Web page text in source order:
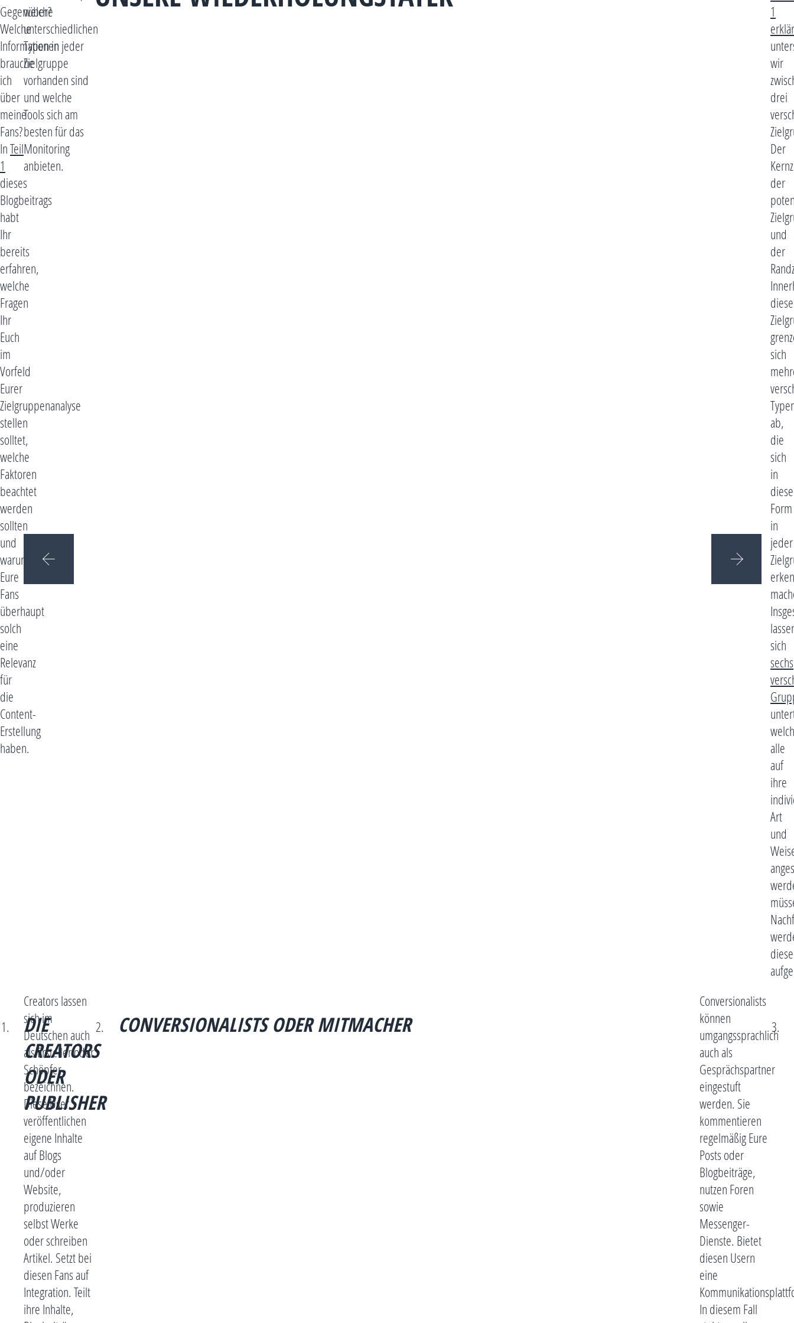
Gegenüber?
Welche
Informationen
brauche
ich
über
meine
Fans?
InTeil
1
dieses
Blogbeitrags
habt
Ihr
bereits
erfahren,
welche
Fragen
Ihr
Euch
im
Vorfeld
Eurer
Zielgruppenanalyse
stellen
solltet,
welche
Faktoren
beachtet
werden
sollten
und
warum
Eure
Fans
überhaupt
solch
eine
Relevanz
für
die
Content-
Erstellung
haben.
welche
unterschiedlichen
Typen in jeder
Zielgruppe
vorhanden sind
und welche
Tools sich am
besten für das
Monitoring
anbieten.
1
wir
drei
Der
der
und
der
sich
ab,
die
sich
in
Form
in
jeder
sich
sechs
alle
auf
ihre
Art
und
diese
DIE
CREATORS
ODER
PUBLISHER
Creators lassen
sich im
Deutschen auch
als Ersteller oder
Schöpfer
bezeichnen.
Diese User
veröffentlichen
eigene Inhalte
auf Blogs
und/oder
Website,
produzieren
selbst Werke
oder schreiben
Artikel. Setzt bei
diesen Fans auf
Integration. Teilt
ihre Inhalte,
CONVERSIONALISTS ODER MITMACHER
Conversionalists
können
umgangssprachlich
auch als
Gesprächspartner
eingestuft
werden. Sie
kommentieren
regelmäßig Eure
Posts oder
Blogbeiträge,
nutzen Foren
sowie
Messenger-
Dienste. Bietet
diesen Usern
eine
In diesem Fall